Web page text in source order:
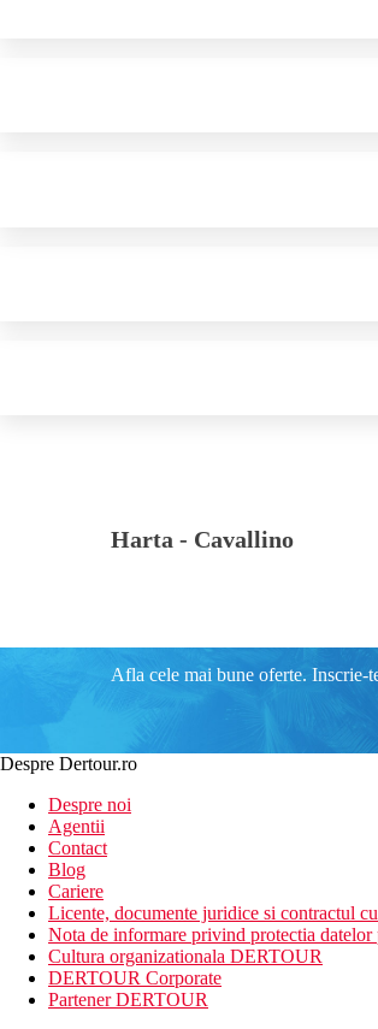
Harta - Cavallino
Afla cele mai bune oferte. Inscrie-
Despre Dertour.ro
Despre noi
Agentii
Contact
Blog
Cariere
Licente, documente juridice si contractul
Nota de informare privind protectia datelor
Cultura organizationala DERTOUR
DERTOUR Corporate
Partener DERTOUR